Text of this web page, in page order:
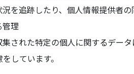
を追跡したり、個人情報提供者
理
された特定の個人に関するデー
しています。